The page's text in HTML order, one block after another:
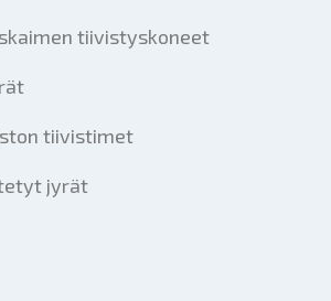
tiivistyskoneet
tiivistimet
jyrät